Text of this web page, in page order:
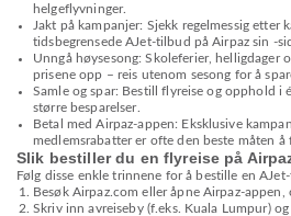
helgeflyvninger.
Jakt på kampanjer: Sjekk regelmessig etter
tidsbegrensede AJet-tilbud på Airpaz sin -
Unngå høysesong: Skoleferier, helligdager
prisene opp – reis utenom sesong for å
Samle og spar: Bestill flyreise og opphold i
større besparelser.
Betal med Airpaz-appen: Eksklusive
medlemsrabatter er ofte den beste måten å
Slik bestiller du en flyreise på
Følg disse enkle trinnene for å bestille en
Besøk Airpaz.com eller åpne Airpaz-appen,
Skriv inn avreiseby (f.eks. Kuala Lumpur)